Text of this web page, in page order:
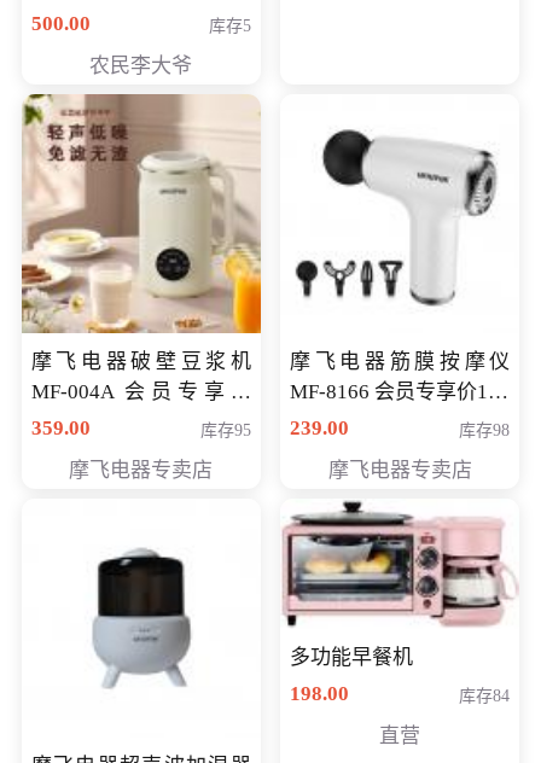
专享价400元
500.00 库存5
农民李大爷
摩飞电器破壁豆浆机
MF-004A 会员专享价
168元
359.00 库存95
摩飞电器专卖店
摩飞电器筋膜按摩仪
MF-8166 会员专享价168
元
239.00 库存98
摩飞电器专卖店
多功能早餐机
198.00
库存84
直营